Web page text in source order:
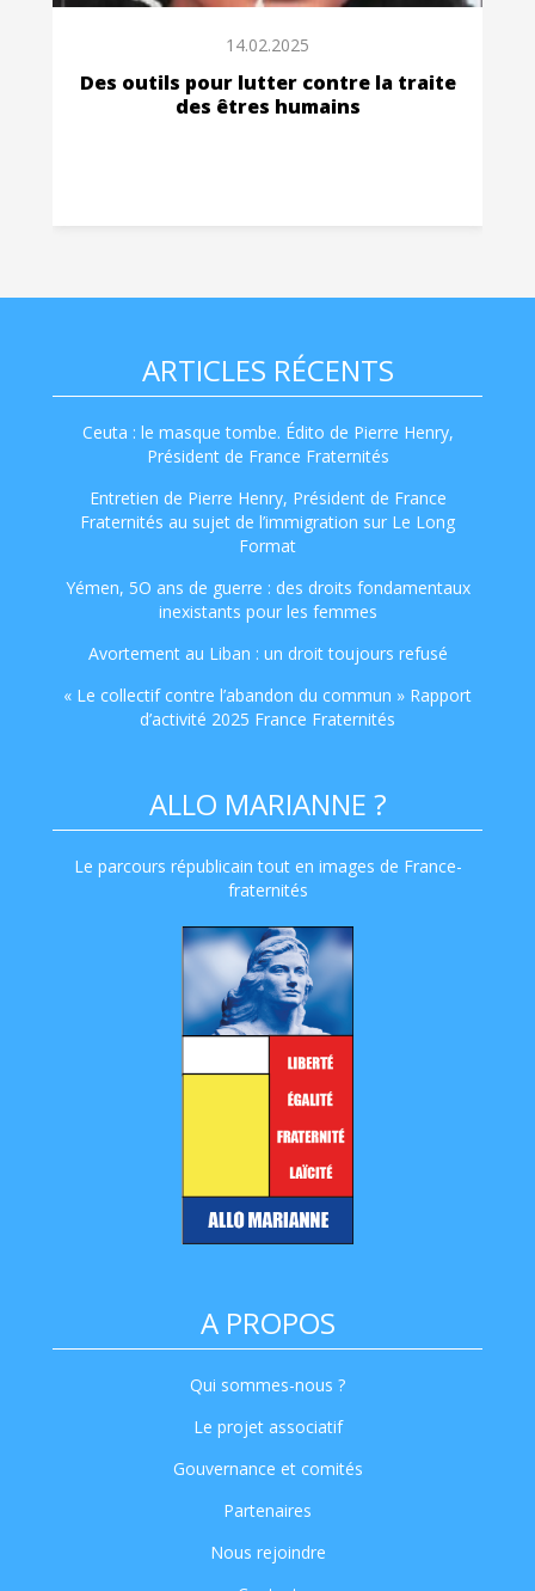
14.02.2025
Des outils pour lutter contre la traite
des êtres humains
ARTICLES RÉCENTS
Ceuta : le masque tombe. Édito de Pierre Henry,
Président de France Fraternités
Entretien de Pierre Henry, Président de France
Fraternités au sujet de l’immigration sur Le Long
Format
Yémen, 5O ans de guerre : des droits fondamentaux
inexistants pour les femmes
Avortement au Liban : un droit toujours refusé
« Le collectif contre l’abandon du commun » Rapport
d’activité 2025 France Fraternités
ALLO MARIANNE ?
Le parcours républicain tout en images de France-
fraternités
A PROPOS
Qui sommes-nous ?
Le projet associatif
Gouvernance et comités
Partenaires
Nous rejoindre